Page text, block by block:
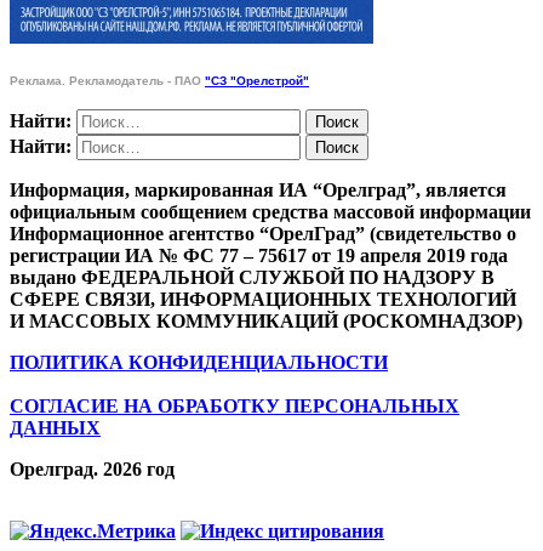
Реклама. Рекламодатель - ПАО "СЗ "Орелстрой"
Найти:
Найти:
Информация, маркированная ИА “Орелград”, является
официальным сообщением средства массовой информации
Информационное агентство “ОрелГрад” (свидетельство о
регистрации ИА № ФС 77 – 75617 от 19 апреля 2019 года
выдано ФЕДЕРАЛЬНОЙ СЛУЖБОЙ ПО НАДЗОРУ В
СФЕРЕ СВЯЗИ, ИНФОРМАЦИОННЫХ ТЕХНОЛОГИЙ
И МАССОВЫХ КОММУНИКАЦИЙ (РОСКОМНАДЗОР)
ПОЛИТИКА КОНФИДЕНЦИАЛЬНОСТИ
СОГЛАСИЕ НА ОБРАБОТКУ ПЕРСОНАЛЬНЫХ
ДАННЫХ
Орелград. 2026 год